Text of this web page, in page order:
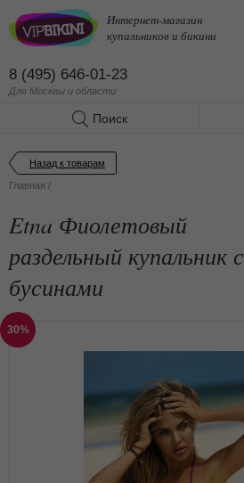
Интернет-магазин
купальников и бикини
8 (495) 646-01-23
Для Москвы и области
Поиск
Назад к товарам
Главная /
Etna Фиолетовый
раздельный купальник с
бусинами
30%